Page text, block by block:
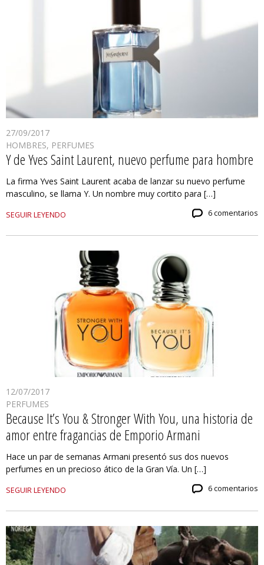
27/09/2017
HOMBRES, PERFUMES
Y de Yves Saint Laurent, nuevo perfume para hombre
La firma Yves Saint Laurent acaba de lanzar su nuevo perfume
masculino, se llama Y. Un nombre muy cortito para […]
SEGUIR LEYENDO 6 comentarios
12/07/2017
PERFUMES
Because It’s You & Stronger With You, una historia de
amor entre fragancias de Emporio Armani
Hace un par de semanas Armani presentó sus dos nuevos
perfumes en un precioso ático de la Gran Vía. Un […]
SEGUIR LEYENDO 6 comentarios